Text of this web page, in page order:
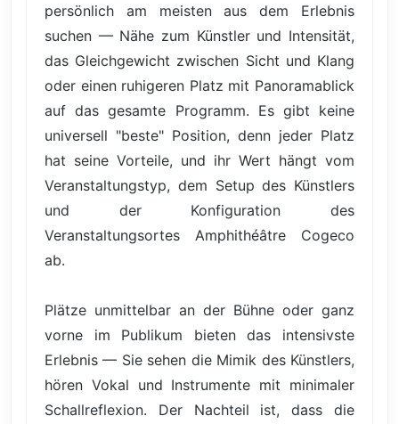
persönlich am meisten aus dem Erlebnis
suchen — Nähe zum Künstler und Intensität,
das Gleichgewicht zwischen Sicht und Klang
oder einen ruhigeren Platz mit Panoramablick
auf das gesamte Programm. Es gibt keine
universell "beste" Position, denn jeder Platz
hat seine Vorteile, und ihr Wert hängt vom
Veranstaltungstyp, dem Setup des Künstlers
und der Konfiguration des
Veranstaltungsortes Amphithéâtre Cogeco
ab.
Plätze unmittelbar an der Bühne oder ganz
vorne im Publikum bieten das intensivste
Erlebnis — Sie sehen die Mimik des Künstlers,
hören Vokal und Instrumente mit minimaler
Schallreflexion. Der Nachteil ist, dass die